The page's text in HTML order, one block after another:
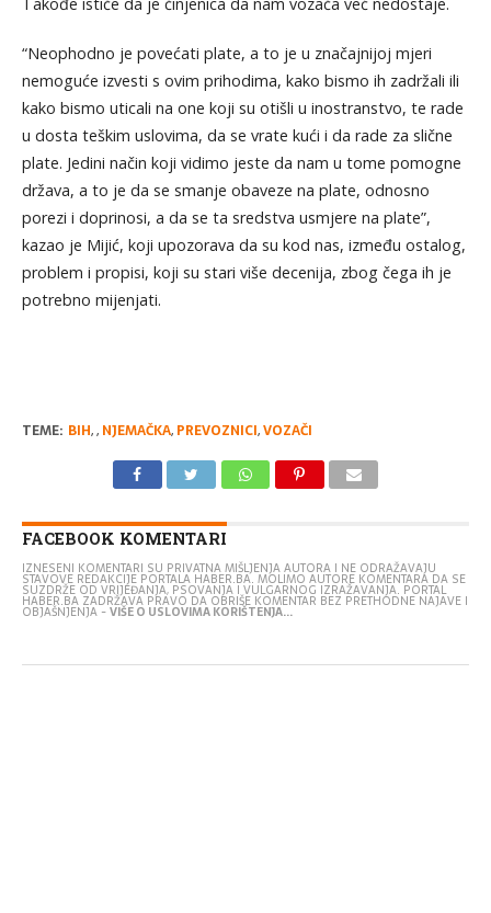
“Neophodno je povećati plate, a to je u značajnijoj mjeri
nemoguće izvesti s ovim prihodima, kako bismo ih zadržali ili
kako bismo uticali na one koji su otišli u inostranstvo, te rade
u dosta teškim uslovima, da se vrate kući i da rade za slične
plate. Jedini način koji vidimo jeste da nam u tome pomogne
država, a to je da se smanje obaveze na plate, odnosno
porezi i doprinosi, a da se ta sredstva usmjere na plate”,
kazao je Mijić, koji upozorava da su kod nas, između ostalog,
problem i propisi, koji su stari više decenija, zbog čega ih je
potrebno mijenjati.
TEME: BIH,, NJEMAČKA, PREVOZNICI,VOZAČI
FACEBOOK KOMENTARI
IZNESENI KOMENTARI SU PRIVATNA MIŠLJENJA AUTORA I NE ODRAŽAVAJU
STAVOVE REDAKCIJE PORTALA HABER.BA. MOLIMO AUTORE KOMENTARA DA SE
SUZDRŽE OD VRIJEĐANJA, PSOVANJA I VULGARNOG IZRAŽAVANJA. PORTAL
HABER.BA ZADRŽAVA PRAVO DA OBRIŠE KOMENTAR BEZ PRETHODNE NAJAVE I
OBJAŠNJENJA -VIŠE O USLOVIMA KORIŠTENJA...